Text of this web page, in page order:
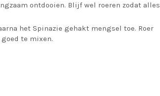
ontdooien. Blijf wel roeren zodat alles
het Spinazie gehakt mengsel toe. Roer
te mixen.